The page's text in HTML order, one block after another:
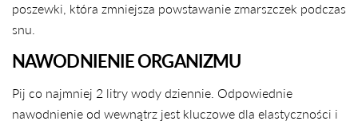
poszewki, która zmniejsza powstawanie zmarszczek podczas
snu.
NAWODNIENIE ORGANIZMU
Pij co najmniej 2 litry wody dziennie. Odpowiednie
nawodnienie od wewnątrz jest kluczowe dla elastyczności i